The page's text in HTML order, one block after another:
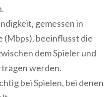
gemessen in
(Mbps), beeinflusst die
dem Spieler und
werden.
bei Spielen, bei denen